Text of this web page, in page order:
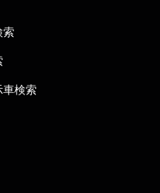
索
車検索